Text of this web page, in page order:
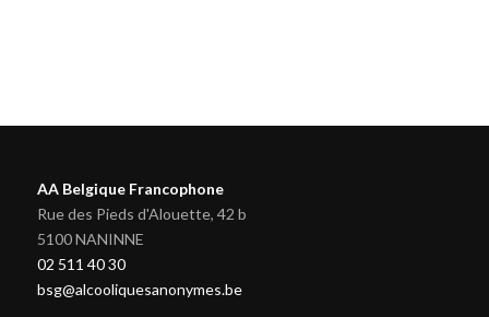
AA Belgique Francophone
Rue des Pieds d'Alouette, 42 b
5100 NANINNE
02 511 40 30
bsg@alcooliquesanonymes.be